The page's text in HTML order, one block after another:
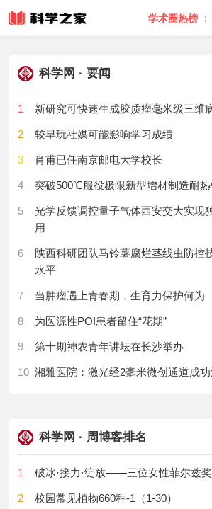
学术圈热榜
科学网 · 要闻
1 新研究可快速生成胶质瘤毫米级三维
2 较早玩社媒可能影响学习成绩
3 肖甫已任南京邮电大学校长
4 突破500℃服役极限新型增材制造耐
5
光学反馈调控量子气体西安交大实现
用
6
陕西科研团队马铃薯腐烂茎线虫防控
水平
7 当肿瘤遇上青春期，生育力保护何为
8 为医源性POI患者留住“花期”
9 第十期神农青年讲坛在长沙举办
10 湘雅医院：激光经2毫米微创通道成
13
行业标准正式发布
90多项植保绿色防控新技术新产品在
科学网 · 周博客排名
1 破冰·接力·绽放——三位女性菲尔兹
2 校园常见植物660种-1（1-30）